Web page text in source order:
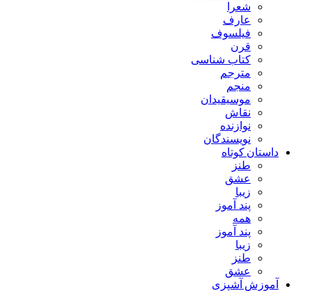
شعرا
عارف
فیلسوف
قرن
کتاب شناسی
مترجم
منجم
موسیقیدان
نقاش
نوازنده
نویسندگان
داستان کوتاه
طنز
عشق
زیبا
پند آموز
همه
پند آموز
زیبا
طنز
عشق
آموزش آشپزی